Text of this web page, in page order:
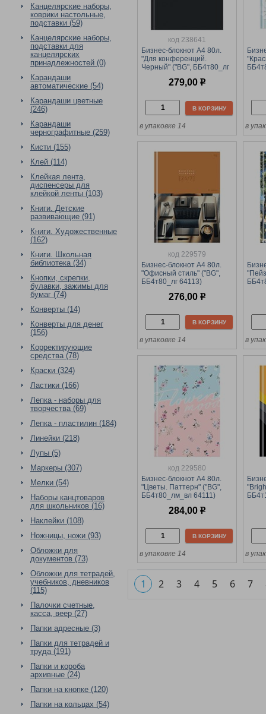
Канцелярские наборы,
коврики настольные,
подставки (59)
Канцелярские наборы,
подставки для
канцелярских
принадлежностей (0)
Карандаши
автоматические (54)
Карандаши цветные
(246)
Карандаши
чернографитные (259)
Кисти (155)
Клей (114)
Клейкая лента,
диспенсеры для
клейкой ленты (103)
Книги. Детские
развивающие (91)
Книги. Художественные
(162)
Книги. Школьная
библиотека (34)
Кнопки, скрепки,
булавки, зажимы для
бумаг (74)
Конверты (14)
Конверты для денег
(156)
Корректирующие
средства (78)
Краски (324)
Ластики (166)
Лепка - наборы для
творчества (69)
Лепка - пластилин (184)
Линейки (218)
Лупы (5)
Маркеры (307)
Мелки (54)
Наборы канцтоваров
для школьников (16)
Наклейки (108)
Ножницы, ножи (93)
Обложки для
документов (73)
Обложки для тетрадей,
учебников, дневников
(115)
Палочки счетные,
касса, веер (27)
Папки адресные (3)
Папки для тетрадей и
труда (191)
Папки и короба
архивные (24)
Папки на кнопке (120)
Папки на кольцах (54)
код 238641
Бизнес-блокнот А4 80л.
"Для конференций.
Черный" ("BG", ББ4т80_лг
ламинация279,00 р
В КОРЗИНУ
в упаковке 14 в
код 229579
Бизнес-блокнот А4 80л.
"Офисный стиль" ("BG",
ББ4т80_лг 64113)
276,00 р
В КОРЗИНУ
в упаковке 14 в
код 229580
Бизнес-блокнот А4 80л.
"Цветы. Паттерн" ("BG",
ББ4т80_лм_вл 64111)
284,00 р
В КОРЗИНУ
в упаковке 14 в
1 2 3 4 5 6 7